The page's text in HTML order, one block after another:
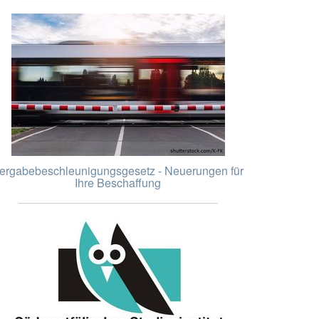
- Neuerungen für
Ihre Beschaffung